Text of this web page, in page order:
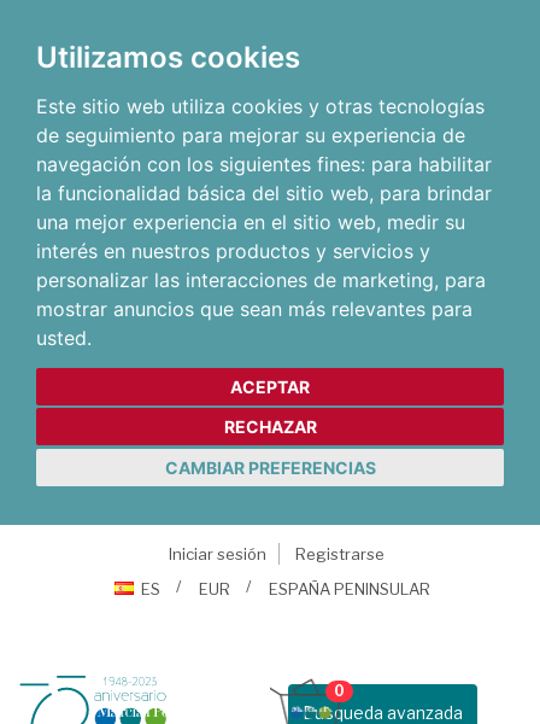
Utilizamos cookies
Este sitio web utiliza cookies y otras tecnologías
de seguimiento para mejorar su experiencia de
navegación con los siguientes fines: para habilitar
la funcionalidad básica del sitio web, para brindar
una mejor experiencia en el sitio web, medir su
interés en nuestros productos y servicios y
personalizar las interacciones de marketing, para
mostrar anuncios que sean más relevantes para
usted.
ACEPTAR
RECHAZAR
CAMBIAR PREFERENCIAS
Iniciar sesión
Registrarse
ES
EUR ESPAÑA PENINSULAR
Busqueda avanzada
0